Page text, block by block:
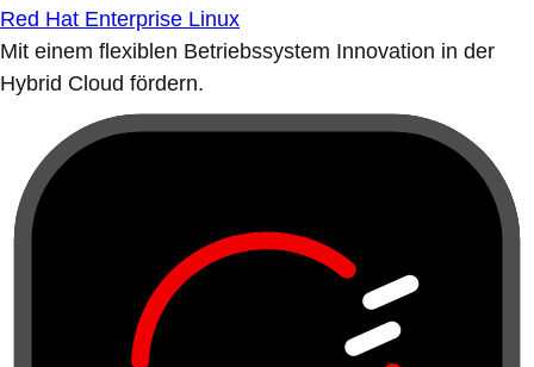
Red Hat Enterprise Linux
Mit einem flexiblen Betriebssystem Innovation in der
Hybrid Cloud fördern.